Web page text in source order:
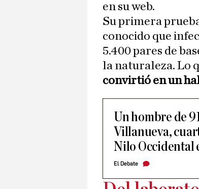
en su web.
Su primera
conocido que
5.400 pares de
la naturaleza. Lo
convirtió en un
Un hombre de
Villanueva,
Nilo Occidental
El Debate